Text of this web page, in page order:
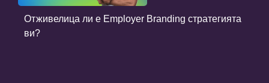
Отживелица ли е Employer Branding стратегията
ви?